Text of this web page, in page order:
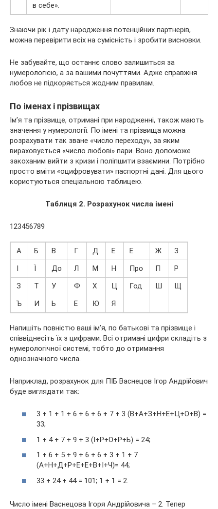
в себе».
Знаючи рік і дату народження потенційних партнерів,
можна перевірити всіх на сумісність і зробити висновки.
Не забувайте, що останнє слово залишиться за
нумерологією, а за вашими почуттями. Адже справжня
любов не підкоряється жодним правилам.
По іменах і прізвищах
Ім’я та прізвище, отримані при народженні, також мають
значення у нумерології. По імені та прізвища можна
розрахувати так зване «число переходу», за яким
вираховується «число любові» пари. Воно допоможе
закоханим вийти з кризи і поліпшити взаємини. Потрібно
просто вміти «оцифровувати» паспортні дані. Для цього
користуються спеціальною таблицею.
Таблиця 2. Розрахунок числа імені
123456789
А Б В Г Д Е Е Ж
З
І
Ї До Л М Н Про П
Р
З
Т У Ф Х Ц Год Ш
Щ
Ъ
И Ь Е Ю Я
Напишіть повністю ваші ім’я, по батькові та прізвище і
співвіднесіть їх з цифрами. Всі отримані цифри складіть з
нумерологічної системі, тобто до отримання
однозначного числа.
Наприклад, розрахунок для ПІБ Васнецов Ігор Андрійович
буде виглядати так:
3 + 1 + 1 + 6 + 6 + 6 + 7 + 3 (В+А+З+Н+Е+Ц+О+В) =
33;
1 + 4 + 7 + 9 + 3 (І+Р+О+Р+Ь) = 24;
1 + 6 + 5 + 9 + 6 + 6 + 3 + 1 + 7
(А+Н+Д+Р+Е+Е+В+І+Ч)= 44;
33 + 24 + 44 = 101; 1 + 1 = 2.
Число імені Васнецова Ігоря Андрійовича – 2. Тепер